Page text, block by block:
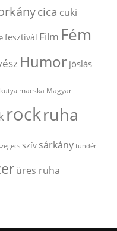
cica cuki
fesztivál Film Fém
Humor jóslás
kutya macska Magyar
rockruha
szív sárkány tündér
üres ruha